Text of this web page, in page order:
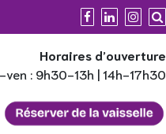
Horaires d’ouverture
ven : 9h30-13h | 14h-17h30